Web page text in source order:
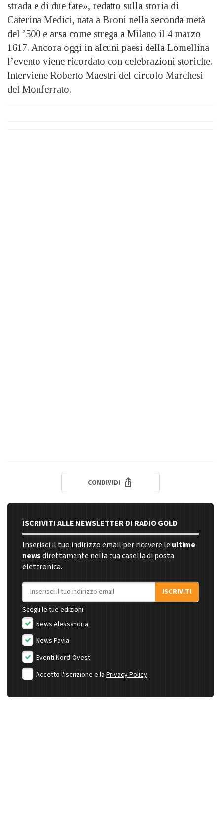
strada e di due fate», redatto sulla storia di
Caterina Medici, nata a Broni nella seconda metà
del ’500 e arsa come strega a Milano il 4 marzo
1617. Ancora oggi in alcuni paesi della Lomellina
l’evento viene ricordato con celebrazioni storiche.
Interviene Roberto Maestri del circolo Marchesi
del Monferrato.
CONDIVIDI
ISCRIVITI ALLE NEWSLETTER DI RADIO GOLD
Inserisci il tuo indirizzo email per ricevere le ultime
newsdirettamente nella tua casella di posta
elettronica.
Indirizzo email
ISCRIVITI
Scegli le tue edizioni:
News Alessandria
News Pavia
Eventi Nord-Ovest
Accetto l'iscrizione e la Privacy Policy